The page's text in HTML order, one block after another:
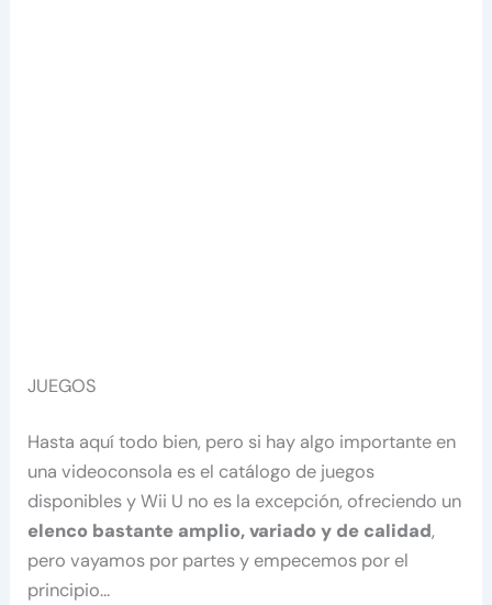
JUEGOS
Hasta aquí todo bien, pero si hay algo importante en
una videoconsola es el catálogo de juegos
disponibles y Wii U no es la excepción, ofreciendo un
elenco bastante amplio, variado y de calidad,
pero vayamos por partes y empecemos por el
principio…